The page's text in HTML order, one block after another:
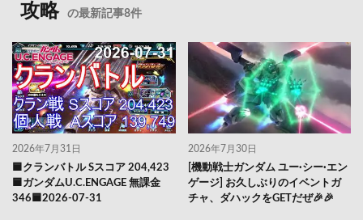
攻略 の最新記事8件
2026年7月31日
🟦クランバトル Sスコア 204,423
🟦ガンダムU.C.ENGAGE 無課金
346🟦2026-07-31
2026年7月30日
[機動戦士ガンダム ユー·シー·エン
ゲージ] お久しぶりのイベントガ
チャ、ダハックをGETだぜ🎉🎉